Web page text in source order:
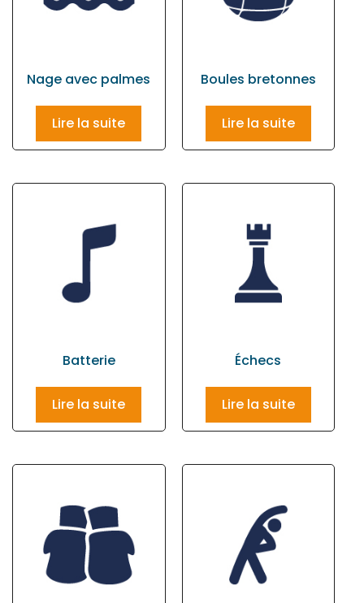
Nage avec palmes
Lire la suite
Boules bretonnes
Lire la suite
Batterie
Lire la suite
Échecs
Lire la suite